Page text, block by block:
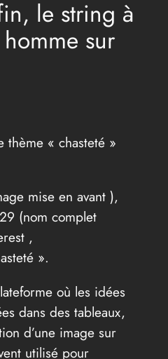
le string à
sur
thème « chasteté »
mise en avant ),
(nom complet
,
».
où les idées
dans des tableaux,
d’une image sur
utilisé pour